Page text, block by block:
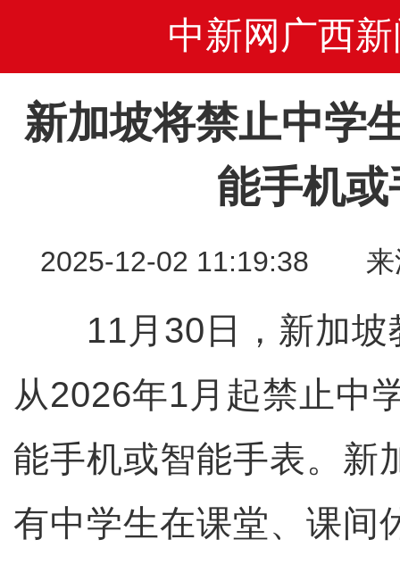
中新网广西新
新加坡将禁止中学
能手机或
2025-12-02 11:19:38 来
11月30日，新加坡
从2026年1月起禁止中
能手机或智能手表。新
有中学生在课堂、课间